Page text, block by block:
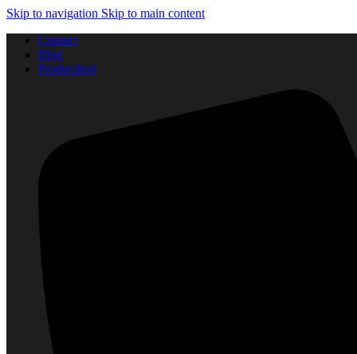
Skip to navigation Skip to main content
Contact
Blog
Producători